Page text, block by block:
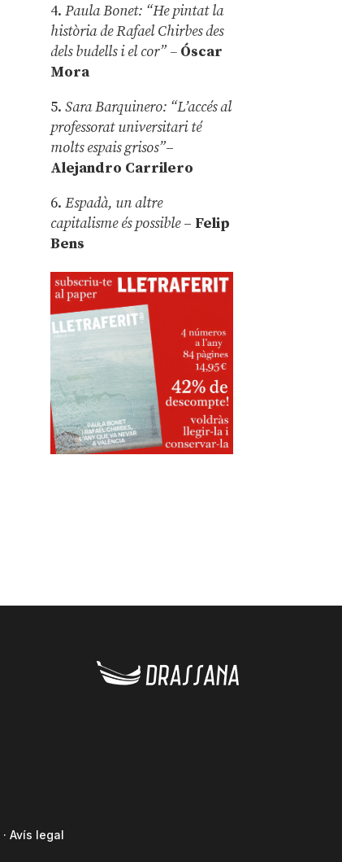
4.Paula Bonet: “He pintat la
història de Rafael Chirbes des
dels budells i el cor” – Óscar
Mora
5.Sara Barquinero: “L’accés al
professorat universitari té
molts espais grisos”–
Alejandro Carrilero
6.Espadà, un altre
capitalisme és possible – Felip
Bens
· Avís legal